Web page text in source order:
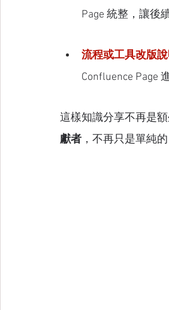
Page 統整，讓後
流程或工具改版
Confluence Page
這樣知識分享不再是
獻者 ，不再只是單純